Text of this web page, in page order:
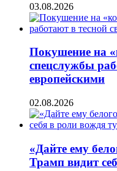
03.08.2026
Покушение на
спецслужбы
европейскими
02.08.2026
«Дайте ему
Трамп видит